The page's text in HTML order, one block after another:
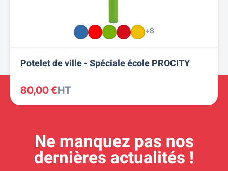
+8
Potelet de ville - Spéciale école PROCITY
80,00 €HT
Ne manquez pas nos
dernières actualités !